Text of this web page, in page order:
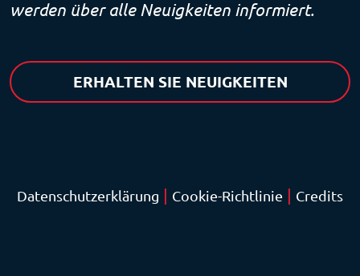
werden über alle Neuigkeiten informiert.
ERHALTEN SIE NEUIGKEITEN
Datenschutzerklärung Cookie-Richtlinie Credits